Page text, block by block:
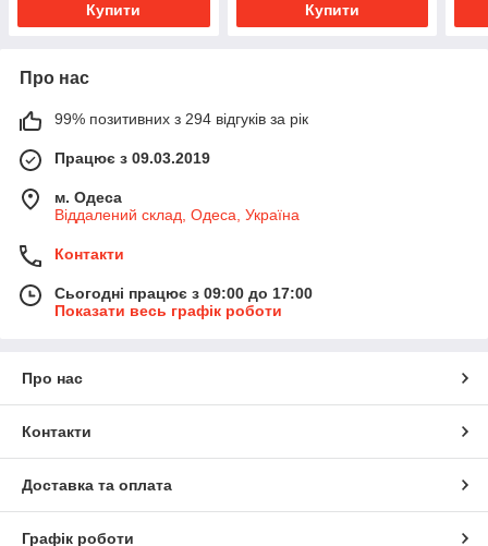
Купити Купити
Про нас
99% позитивних з 294 відгуків за рік
Працює з 09.03.2019
м. Одеса
Віддалений склад, Одеса, Україна
Контакти
Сьогодні працює з 09:00 до 17:00
Показати весь графік роботи
Про нас
Контакти
Доставка та оплата
Графік роботи